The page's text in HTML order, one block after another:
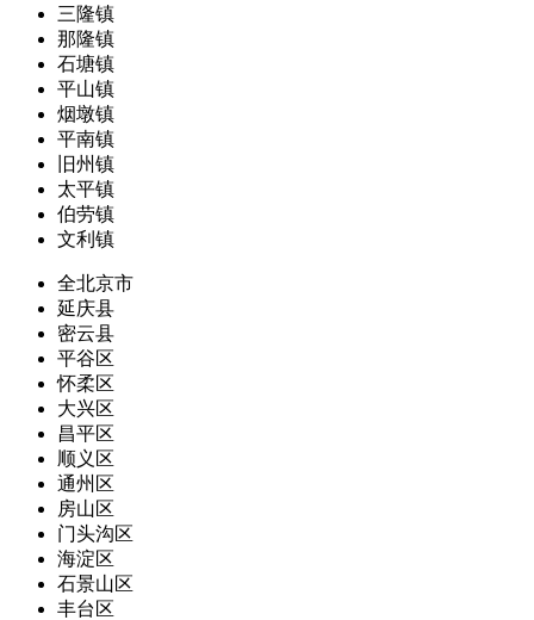
三隆镇
那隆镇
石塘镇
平山镇
烟墩镇
平南镇
旧州镇
太平镇
伯劳镇
文利镇
全北京市
延庆县
密云县
平谷区
怀柔区
大兴区
昌平区
顺义区
通州区
房山区
门头沟区
海淀区
石景山区
丰台区